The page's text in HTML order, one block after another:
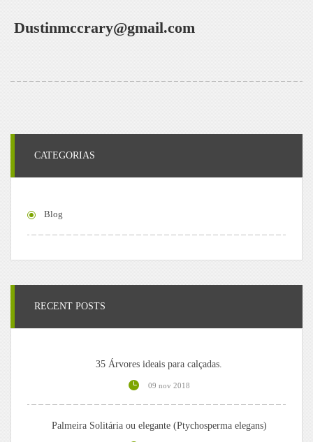
Dustinmccrary@gmail.com
CATEGORIAS
Blog
RECENT POSTS
35 Árvores ideais para calçadas.
09 nov 2018
Palmeira Solitária ou elegante (Ptychosperma elegans)